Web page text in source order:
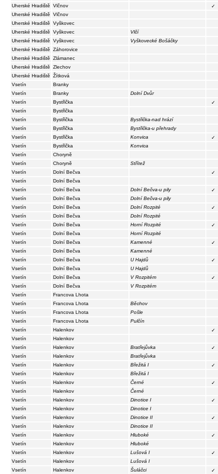
Uherské Hradiště
Vlčnov
✓
Uherské Hradiště
Vlčnov
Uherské Hradiště
Vyškovec
Uherské Hradiště
Vyškovec
Vlčí
Uherské Hradiště
Vyškovec
Vyškovecké Bošáčky
Uherské Hradiště
Záhorovice
Uherské Hradiště
Zlámanec
Uherské Hradiště
Zlechov
Uherské Hradiště
Žítková
Vsetín
Branky
Vsetín
Branky
Dolní Dvůr
Vsetín
Bystřička
✓
Vsetín
Bystřička
Vsetín
Bystřička
Bystřička-nad hrází
Vsetín
Bystřička
Bystřička-u přehrady
Vsetín
Bystřička Konvica
✓
Vsetín
Bystřička
Konvica
Vsetín
Choryně
Vsetín
Choryně
Střítež
Vsetín
Dolní Bečva
✓
Vsetín
Dolní Bečva
Vsetín
Dolní Bečva Dolní Bečva-u pily
✓
Vsetín
Dolní Bečva
Dolní Bečva-u pily
Vsetín
Dolní Bečva Dolní Rozpité
✓
Vsetín
Dolní Bečva
Dolní Rozpité
Vsetín
Dolní Bečva Horní Rozpité
✓
Vsetín
Dolní Bečva
Horní Rozpité
Vsetín
Dolní Bečva Kamenné
✓
Vsetín
Dolní Bečva
Kamenné
Vsetín
Dolní Bečva U Hajdů
✓
Vsetín
Dolní Bečva
U Hajdů
Vsetín
Dolní Bečva V Rozpitém
✓
Vsetín
Dolní Bečva
V Rozpitém
Vsetín
Francova Lhota
Vsetín
Francova Lhota
Běchov
Vsetín
Francova Lhota
Pošle
Vsetín
Francova Lhota
Pulčín
Vsetín
Halenkov
✓
Vsetín
Halenkov
Vsetín
Halenkov Bratřejůvka
✓
Vsetín
Halenkov
Bratřejůvka
Vsetín
Halenkov Břežitá I
✓
Vsetín
Halenkov
Břežitá I
Vsetín
Halenkov Černé
✓
Vsetín
Halenkov
Černé
Vsetín
Halenkov Dinotice I
✓
Vsetín
Halenkov
Dinotice I
Vsetín
Halenkov Dinotice II
✓
Vsetín
Halenkov
Dinotice II
Vsetín
Halenkov Hluboké
✓
Vsetín
Halenkov
Hluboké
Vsetín
Halenkov Lušová I
✓
Vsetín
Halenkov
Lušová I
Vsetín
Halenkov Šuláčci
✓